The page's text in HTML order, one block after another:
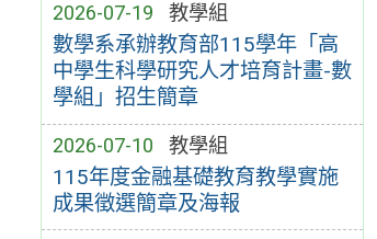
2026-07-19 教學組
數學系承辦教育部115學年「高
中學生科學研究人才培育計畫-數
學組」招生簡章
2026-07-10 教學組
115年度金融基礎教育教學實施
成果徵選簡章及海報